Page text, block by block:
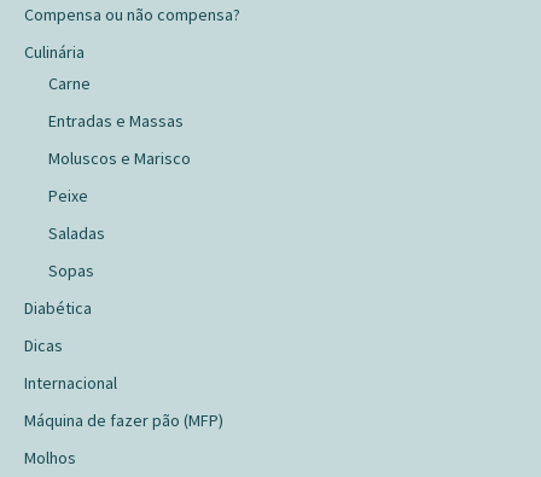
Compensa ou não compensa?
Culinária
Carne
Entradas e Massas
Moluscos e Marisco
Peixe
Saladas
Sopas
Diabética
Dicas
Internacional
Máquina de fazer pão (MFP)
Molhos